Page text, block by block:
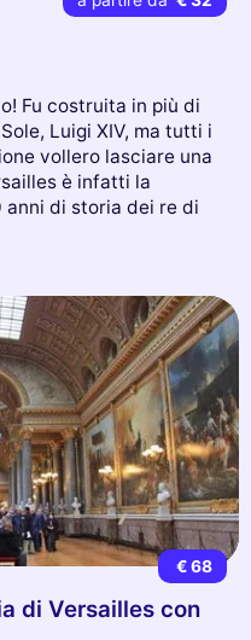
Fu costruita in più di
Luigi XIV, ma tutti i
vollero lasciare una
è infatti la
di storia dei re di
€ 68
di Versailles con